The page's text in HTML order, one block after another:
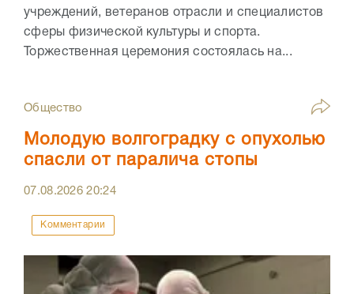
учреждений, ветеранов отрасли и специалистов
сферы физической культуры и спорта.
Торжественная церемония состоялась на...
Общество
Молодую волгоградку с опухолью
спасли от паралича стопы
07.08.202620:24
Комментарии